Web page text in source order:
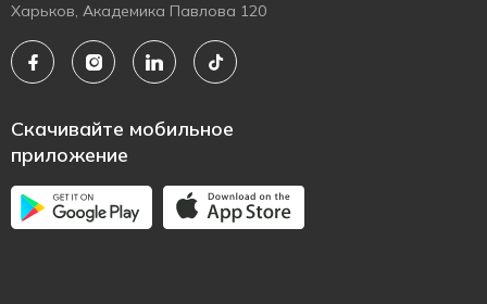
Харьков, Академика Павлова 120
Скачивайте мобильное
приложение